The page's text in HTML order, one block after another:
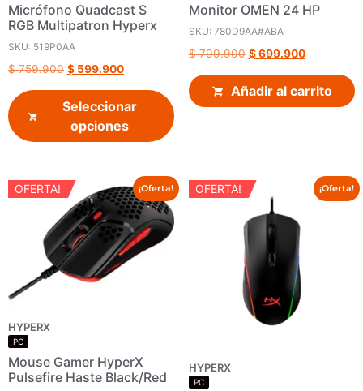
Micrófono Quadcast S
RGB Multipatron Hyperx
SKU: 519P0AA
$759.900 $ 599.900
Seleccionar
opciones
Monitor OMEN 24 HP
SKU: 780D9AA#ABA
$799.900 $699.900
Añadir al carrito
¡Oferta!
OFERTA!
HYPERX
PC
Mouse Gamer HyperX
Pulsefire Haste Black/Red
¡Oferta!
OFERTA!
HYPERX
PC